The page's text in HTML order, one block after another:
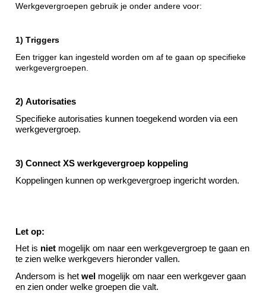
Werkgevergroepen gebruik je onder andere voor:
1) Triggers
Een trigger kan ingesteld worden om af te gaan op specifieke
werkgevergroepen.
2) Autorisaties
Specifieke autorisaties kunnen toegekend worden via een
werkgevergroep.
3) Connect XS werkgevergroep koppeling
Koppelingen kunnen op werkgevergroep ingericht worden.
Let op:
Het is niet mogelijk om naar een werkgevergroep te gaan en
te zien welke werkgevers hieronder vallen.
Andersom is het wel mogelijk om naar een werkgever gaan
en zien onder welke groepen die valt.